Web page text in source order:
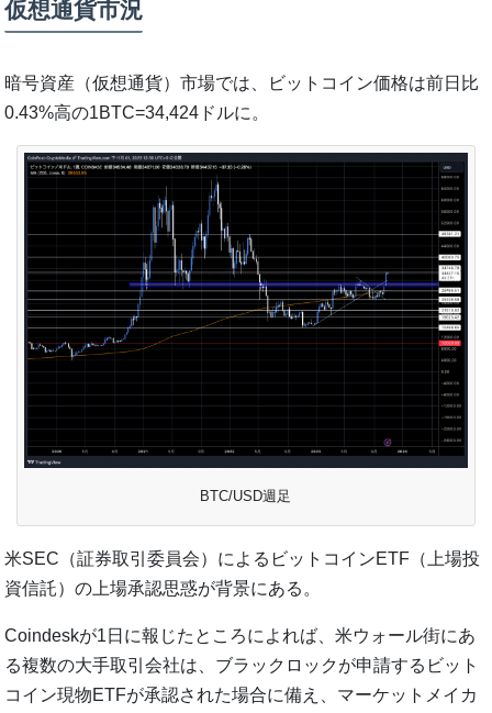
仮想通貨市況
暗号資産（仮想通貨）市場では、ビットコイン価格は前日比
0.43%高の1BTC=34,424ドルに。
BTC/USD週足
米SEC（証券取引委員会）によるビットコインETF（上場投
資信託）の上場承認思惑が背景にある。
Coindeskが1日に報じたところによれば、米ウォール街にあ
る複数の大手取引会社は、ブラックロックが申請するビット
コイン現物ETFが承認された場合に備え、マーケットメイカ